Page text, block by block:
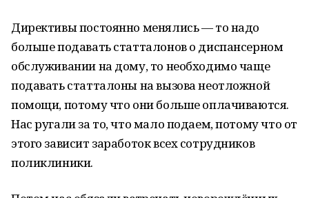
Директивы постоянно менялись — то надо
больше подавать статталонов о диспансерном
обслуживании на дому, то необходимо чаще
подавать статталоны на вызова неотложной
помощи, потому что они больше оплачиваются.
Нас ругали за то, что мало подаем, потому что от
этого зависит заработок всех сотрудников
поликлиники.